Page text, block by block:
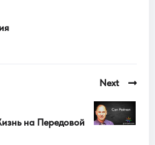
Next
на Передовой